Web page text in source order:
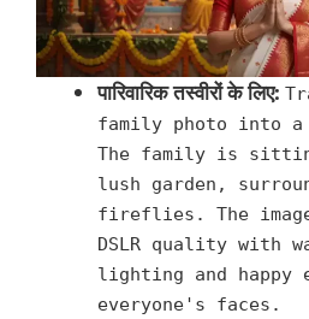
पारिवारिक तस्वीरों के लिए:
family photo into a
The family is
lush garden,
fireflies. The
DSLR quality with
lighting and happy
everyone's faces.